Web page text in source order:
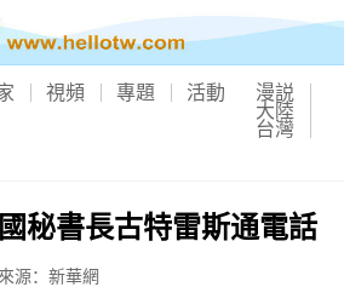
視頻 專題 活動 漫説
大陸
台灣
秘書長古特雷斯通電話
來源：新華網